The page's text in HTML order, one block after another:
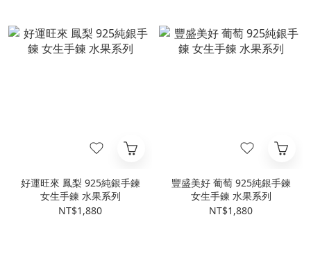
好運旺來 鳳梨 925純銀手鍊
女生手鍊 水果系列
NT$1,880
豐盛美好 葡萄 925純銀手鍊
女生手鍊 水果系列
NT$1,880